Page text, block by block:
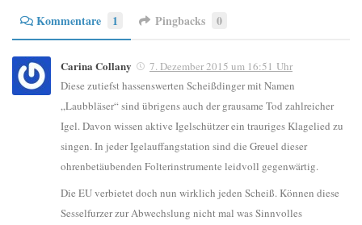
Kommentare 1 Pingbacks 0
Carina Collany
7. Dezember 2015 um 16:51 Uhr
Diese zutiefst hassenswerten Scheißdinger mit Namen
„Laubbläser“ sind übrigens auch der grausame Tod zahlreicher
Igel. Davon wissen aktive Igelschützer ein trauriges Klagelied zu
singen. In jeder Igelauffangstation sind die Greuel dieser
ohrenbetäubenden Folterinstrumente leidvoll gegenwärtig.
Die EU verbietet doch nun wirklich jeden Scheiß. Können diese
Sesselfurzer zur Abwechslung nicht mal was Sinnvolles